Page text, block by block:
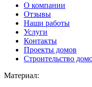
О компании
Отзывы
Наши работы
Услуги
Контакты
Проекты домов
Строительство
Материал: